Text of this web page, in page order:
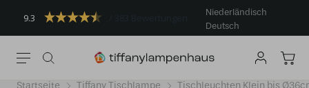
9.3
Niederländisch
Deutsch
Startseite Tiffany Tischlampe Tischleuchten Klein bis